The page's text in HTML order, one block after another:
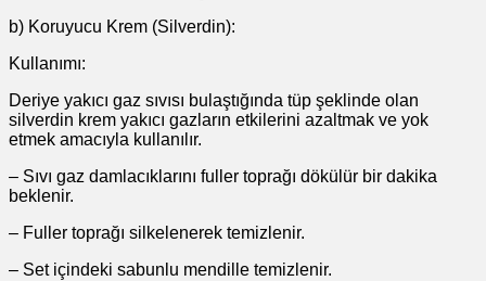
b) Koruyucu Krem (Silverdin):
Kullanımı:
Deriye yakıcı gaz sıvısı bulaştığında tüp şeklinde olan
silverdin krem yakıcı gazların etkilerini azaltmak ve yok
etmek amacıyla kullanılır.
– Sıvı gaz damlacıklarını fuller toprağı dökülür bir dakika
beklenir.
– Fuller toprağı silkelenerek temizlenir.
– Set içindeki sabunlu mendille temizlenir.